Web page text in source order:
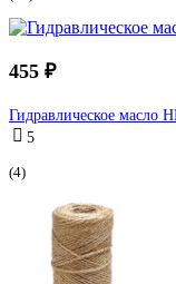
455 ₽
Гидравлическое масло
5
(4)